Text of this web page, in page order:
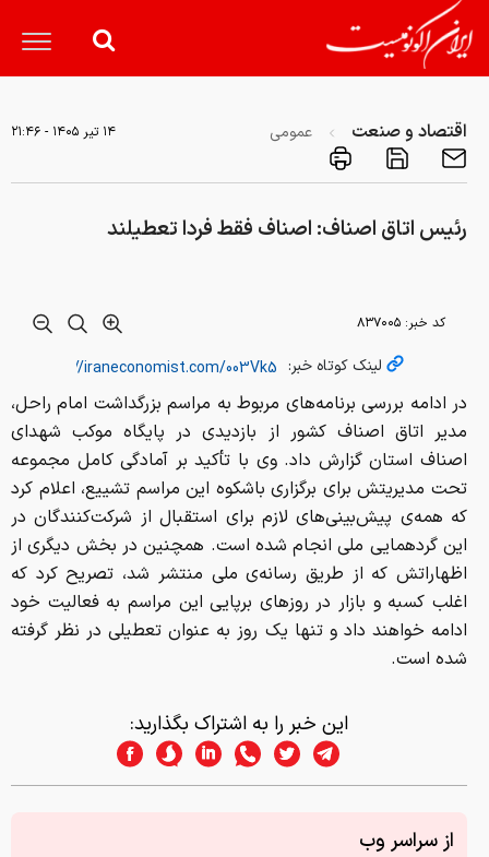
اقتصاد و صنعت عمومی ۱۴ تير ۱۴۰۵ - ۲۱:۴۶
رئیس اتاق اصناف: اصناف فقط فردا تعطیلند
کد خبر: ۸۳۷۰۰۵
لینک کوتاه خبر:
در ادامه بررسی برنامه‌های مربوط به مراسم بزرگداشت امام راحل،
مدیر اتاق اصناف کشور از بازدیدی در پایگاه موکب شهدای
اصناف استان گزارش داد. وی با تأکید بر آمادگی کامل مجموعه
تحت مدیریتش برای برگزاری باشکوه این مراسم تشییع، اعلام کرد
که همه‌ی پیش‌بینی‌های لازم برای استقبال از شرکت‌کنندگان در
این گردهمایی ملی انجام شده است. همچنین در بخش دیگری از
اظهاراتش که از طریق رسانه‌ی ملی منتشر شد، تصریح کرد که
اغلب کسبه و بازار در روزهای برپایی این مراسم به فعالیت خود
ادامه خواهند داد و تنها یک روز به عنوان تعطیلی در نظر گرفته
شده است.
این خبر را به اشتراک بگذارید:
از سراسر وب